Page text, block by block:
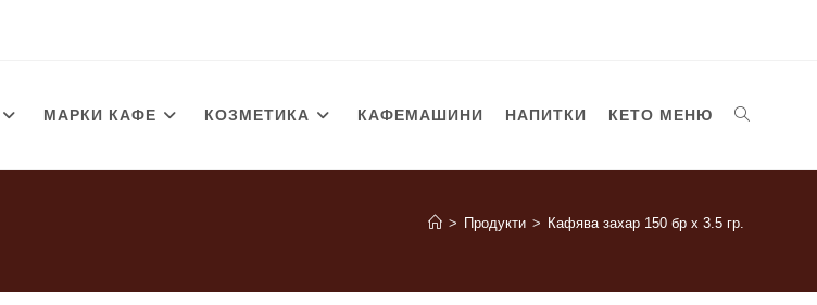
МАРКИ КАФЕ КОЗМЕТИКА КАФЕМАШИНИ НАПИТКИ КЕТО МЕНЮ
> Продукти > Кафява захар 150 бр х 3.5 гр.